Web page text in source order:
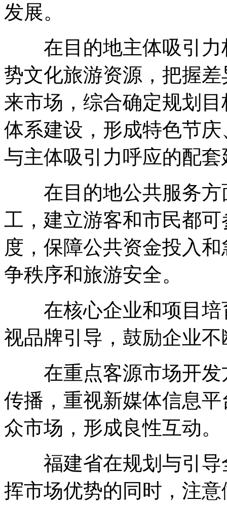
发展。
在目的地主体吸引力
势文化旅游资源，把握
来市场，综合确定规划
体系建设，形成特色节
与主体吸引力呼应的配套
在目的地公共服务方
工，建立游客和市民都
度，保障公共资金投入
争秩序和旅游安全。
在核心企业和项目培
视品牌引导，鼓励企业
在重点客源市场开发
传播，重视新媒体信息
众市场，形成良性互动。
福建省在规划与引导
挥市场优势的同时，注